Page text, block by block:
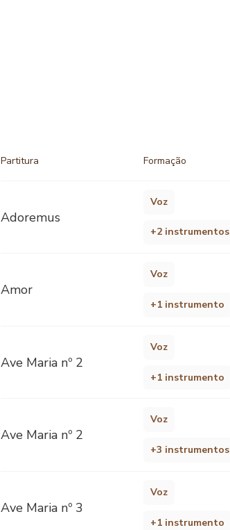
Partitura Formação
Adoremus
Voz
+2 instrumentos
Amor
Voz
+1 instrumento
Ave Maria nº 2
Voz
+1 instrumento
Ave Maria nº 2
Voz
+3 instrumentos
Ave Maria nº 3
Voz
+1 instrumento